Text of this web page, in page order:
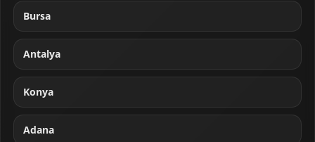
Bursa
Antalya
Konya
Adana